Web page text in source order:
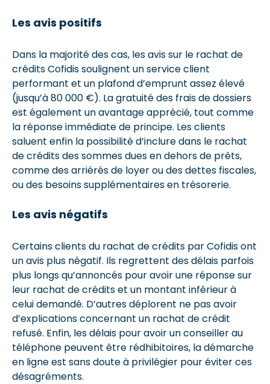
Les avis positifs
Dans la majorité des cas, les avis sur le rachat de
crédits Cofidis soulignent un service client
performant et un plafond d’emprunt assez élevé
(jusqu’à 80 000 €). La gratuité des frais de dossiers
est également un avantage apprécié, tout comme
la réponse immédiate de principe. Les clients
saluent enfin la possibilité d’inclure dans le rachat
de crédits des sommes dues en dehors de prêts,
comme des arriérés de loyer ou des dettes fiscales,
ou des besoins supplémentaires en trésorerie.
Les avis négatifs
Certains clients du rachat de crédits par Cofidis ont
un avis plus négatif. Ils regrettent des délais parfois
plus longs qu’annoncés pour avoir une réponse sur
leur rachat de crédits et un montant inférieur à
celui demandé. D’autres déplorent ne pas avoir
d’explications concernant un rachat de crédit
refusé. Enfin, les délais pour avoir un conseiller au
téléphone peuvent être rédhibitoires, la démarche
en ligne est sans doute à privilégier pour éviter ces
désagréments.